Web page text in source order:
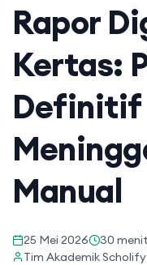
Rapor
Kertas:
Definitif
Manual
25 Mei 2026
30
Tim Akademik Scholify